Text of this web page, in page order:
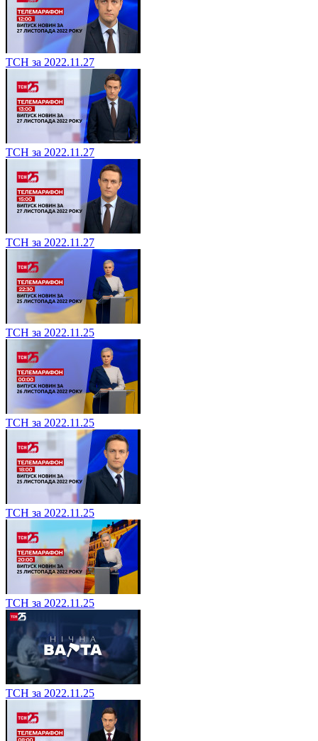
ТСН за 2022.11.27
ТСН за 2022.11.27
ТСН за 2022.11.27
ТСН за 2022.11.25
ТСН за 2022.11.25
ТСН за 2022.11.25
ТСН за 2022.11.25
ТСН за 2022.11.25